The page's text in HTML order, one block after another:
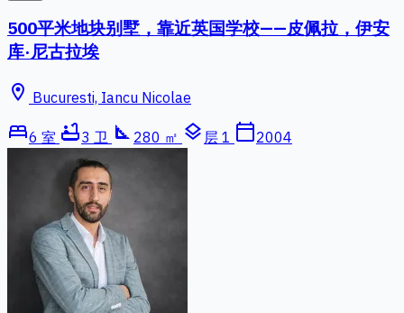
500平米地块别墅，靠近英国学校——皮佩拉，伊安
库·尼古拉埃
location_on Bucuresti, Iancu Nicolae
bed6 室 bathtub3 卫 square_foot 280 ㎡ layers 层 1 calendar_today2004